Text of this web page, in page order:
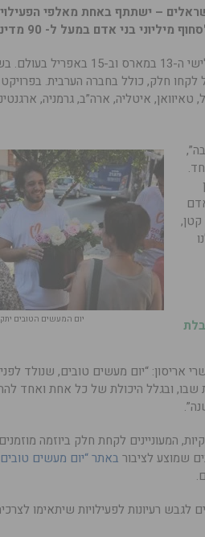
הזולת. השנה צפוי מספר שיא – אחד מכל 4 ישראלים – ישתתף באחת מאלפי
בני אדם במעל ל- 90 מדינות בעולם.
יום מעשים טובים 2018 יתקיים השנה בישראל ביום שלישי ה-
99% מהרשויות בישראל לקחו חלק, כולל בחברה הערבית.
דוגמת ברזיל, טאיוואן, איטליה, ארה”ב, גרמניה,
יום המעשים הטובים יתקיים ב13.3.
שבו, ובגלל היכולת של כל אחת ואחד
המעוניינים לקחת חלק ביוזמה
שמוצע לציבור באתר “יום מעשים
לגבש רעיונות לפעילויות שיתאימו